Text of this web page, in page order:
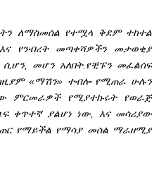
ለማስመሰል የተሟላ ቅደም ተከተል
የንብረት መጣቀሻዎችን መታወቂያ
መሆን አለበት. የቺፑን መፈልሰፍ
«ማሽን» ተብሎ የሚጠራ ሁሉን
ምርመራዎች የሚያተኩሩት የወራጅ
ቀጥተኛ ያልሆነ ነው, እና መሳሪያው
የማይችል የማሳያ መሰል ማራዘሚያ